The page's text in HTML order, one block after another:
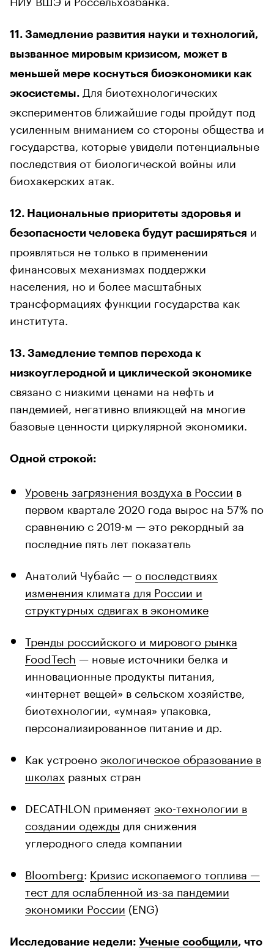
11. Замедление развития науки и технологий,
вызванное мировым кризисом, может в
меньшей мере коснуться биоэкономики как
экосистемы. Для биотехнологических
экспериментов ближайшие годы пройдут под
усиленным вниманием со стороны общества и
государства, которые увидели потенциальные
последствия от биологической войны или
биохакерских атак.
12. Национальные приоритеты здоровья и
безопасности человека будут расширяться и
проявляться не только в применении
финансовых механизмах поддержки
населения, но и более масштабных
трансформациях функции государства как
института.
13. Замедление темпов перехода к
низкоуглеродной и циклической экономике
связано с низкими ценами на нефть и
пандемией, негативно влияющей на многие
базовые ценности циркулярной экономики.
Одной строкой:
Уровень загрязнения воздуха в России в
первом квартале 2020 года вырос на 57% по
сравнению с 2019-м — это рекордный за
последние пять лет показатель
Анатолий Чубайс — о последствиях
изменения климата для России и
структурных сдвигах в экономике
Тренды российского и мирового рынка
FoodTech — новые источники белка и
инновационные продукты питания,
«интернет вещей» в сельском хозяйстве,
биотехнологии, «умная» упаковка,
персонализированное питание и др.
Как устроеноэкологическое образование в
школах разных стран
DECATHLON применяетэко-технологии в
создании одежды для снижения
углеродного следа компании
Bloomberg: Кризис ископаемого топлива —
тест для ослабленной из-за пандемии
экономики России (ENG)
Исследование недели: Ученые сообщили, что